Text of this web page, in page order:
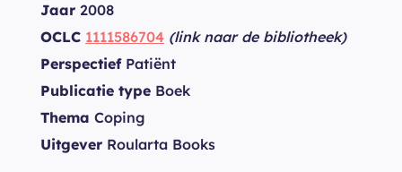
Jaar 2008
OCLC 1111586704 (link naar de bibliotheek)
PerspectiefPatiënt
Publicatie type Boek
Thema Coping
Uitgever Roularta Books